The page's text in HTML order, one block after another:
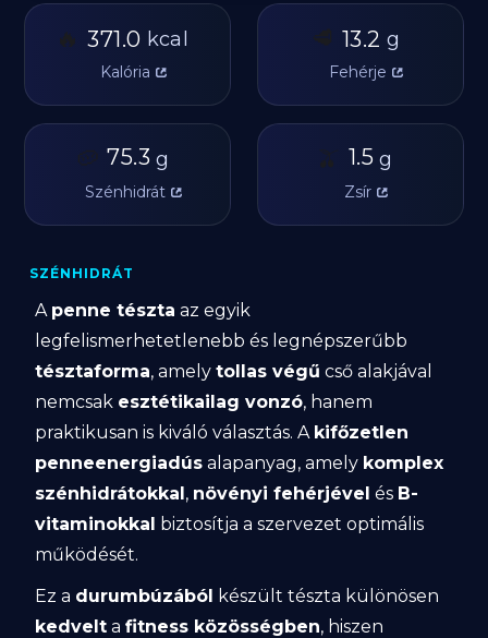
🔥 371.0 kcal
Kalória
🥩 13.2 g
Fehérje
🥔 75.3 g
Szénhidrát
🫒 1.5 g
Zsír
SZÉNHIDRÁT
A penne tészta az egyik
legfelismerhetetlenebb és legnépszerűbb
tésztaforma, amelytollas végű cső alakjával
nemcsak esztétikailag vonzó, hanem
praktikusan is kiváló választás. A kifőzetlen
penneenergiadús alapanyag, amely komplex
szénhidrátokkal, növényi fehérjével és B-
vitaminokkal biztosítja a szervezet optimális
működését.
Ez a durumbúzából készült tészta különösen
kedvelt afitness közösségben, hiszen